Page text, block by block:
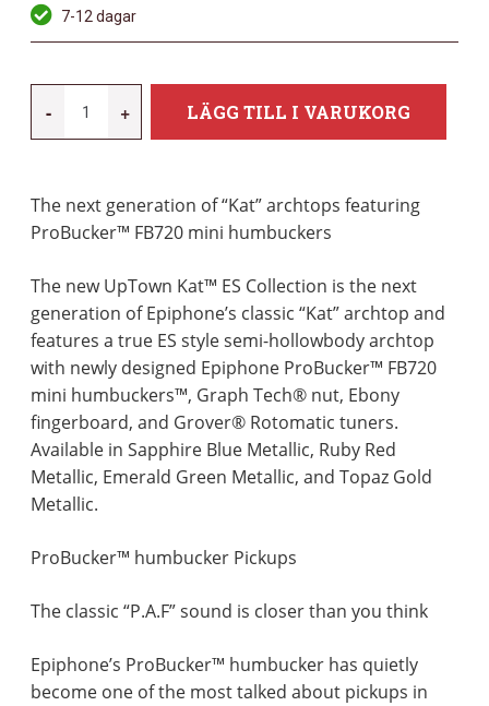
7-12 dagar
-
UPTOWN
RUBY
RED
MÄNGD
+ LÄGG TILL I VARUKORG
The next generation of “Kat” archtops featuring
ProBucker™ FB720 mini humbuckers
The new UpTown Kat™ ES Collection is the next
generation of Epiphone’s classic “Kat” archtop and
features a true ES style semi-hollowbody archtop
with newly designed Epiphone ProBucker™ FB720
mini humbuckers™, Graph Tech® nut, Ebony
fingerboard, and Grover® Rotomatic tuners.
Available in Sapphire Blue Metallic, Ruby Red
Metallic, Emerald Green Metallic, and Topaz Gold
Metallic.
ProBucker™ humbucker Pickups
The classic “P.A.F” sound is closer than you think
Epiphone’s ProBucker™ humbucker has quietly
become one of the most talked about pickups in